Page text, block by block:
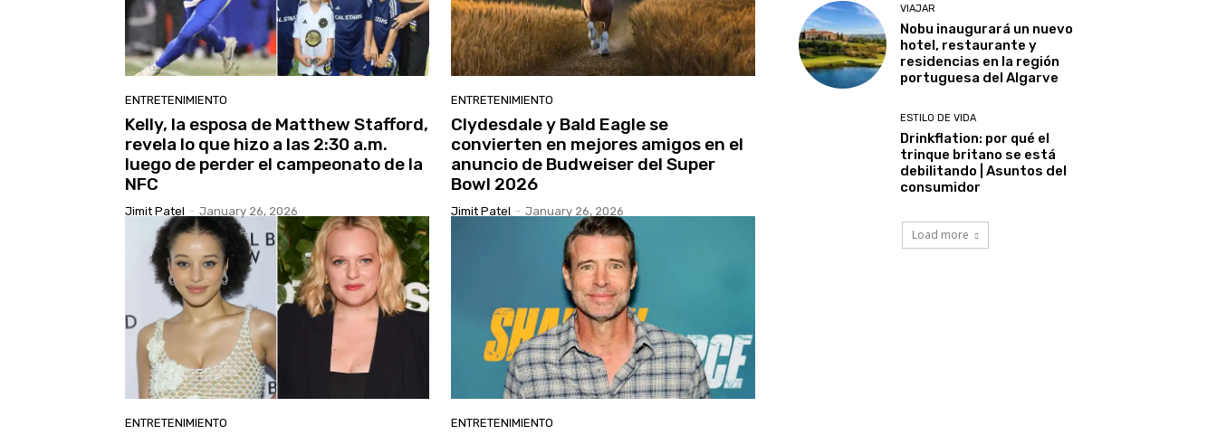
ENTRETENIMIENTO
Kelly, la esposa de Matthew Stafford,
revela lo que hizo a las 2:30 a.m.
luego de perder el campeonato de la
NFC
Jimit Patel - January 26, 2026
ENTRETENIMIENTO
Clydesdale y Bald Eagle se
convierten en mejores amigos en el
anuncio de Budweiser del Super
Bowl 2026
Jimit Patel - January 26, 2026
ENTRETENIMIENTO ENTRETENIMIENTO
VIAJAR
Nobu inaugurará un nuevo
hotel, restaurante y
residencias en la región
portuguesa del Algarve
ESTILO DE VIDA
Drinkflation: por qué el
trinque britano se está
debilitando | Asuntos del
consumidor
Load more